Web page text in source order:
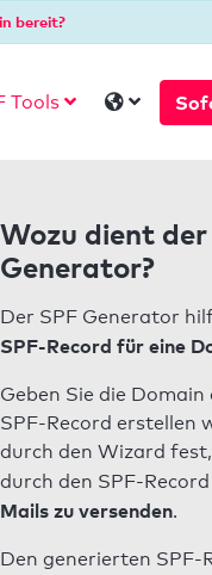
bereit?
Tools
Wozu dient der
Generator?
Der SPF Generator
SPF-Record für eine
Geben Sie die
SPF-Record erstellen
durch den Wizard
durch den SPF-Record
Mails zu versenden.
Den generierten SPF-